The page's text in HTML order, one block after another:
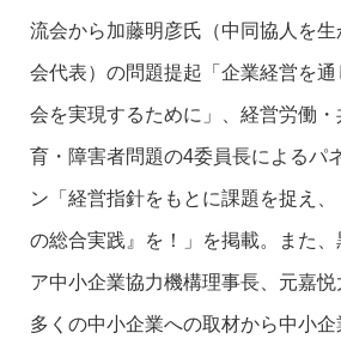
流会から加藤明彦氏（中同協人を
会代表）の問題提起「企業経営を
会を実現するために」、経営労働
育・障害者問題の4委員長によるパ
ン「経営指針をもとに課題を捉え
の総合実践』を！」を掲載。また
ア中小企業協力機構理事長、元嘉
多くの中小企業への取材から中小企